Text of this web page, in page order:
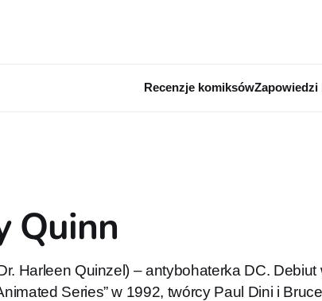
Recenzje komiksówZapowiedzi
Quinn
Harleen Quinzel) – antybohaterka DC. Debiut
Series” w 1992, twórcy Paul Dini i